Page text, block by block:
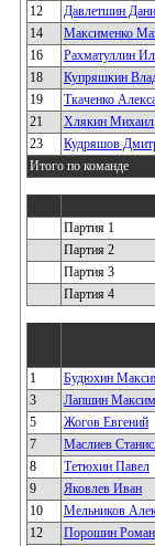
12
Давлетшин
14
Максименко
16
Рахматуллин
18
Купряшкин
19
Ткаченко
21
Хлякин Михаил
23
Кудряшов
Итого по команде
Партия 1
Партия 2
Партия 3
Партия 4
1
Будюхин
3
Лапшин Максим
5
Жогов Евгений
7
Маслиев
8
Тетюхин Павел
9
Яковлев Иван
10
Мельников
12
Порошин Роман